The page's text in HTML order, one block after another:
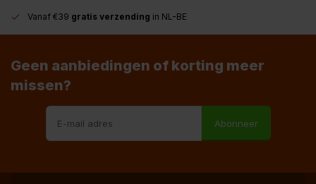
Vanaf €39 gratis verzending in NL-BE
Geen aanbiedingen of korting meer
missen?
Abonneer